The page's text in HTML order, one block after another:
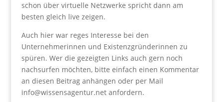
schon über virtuelle Netzwerke spricht dann am
besten gleich live zeigen.
Auch hier war reges Interesse bei den
Unternehmerinnen und Existenzgründerinnen zu
spüren. Wer die gezeigten Links auch gern noch
nachsurfen möchten, bitte einfach einen Kommentar
an diesen Beitrag anhängen oder per Mail
info@wissensagentur.net anfordern.